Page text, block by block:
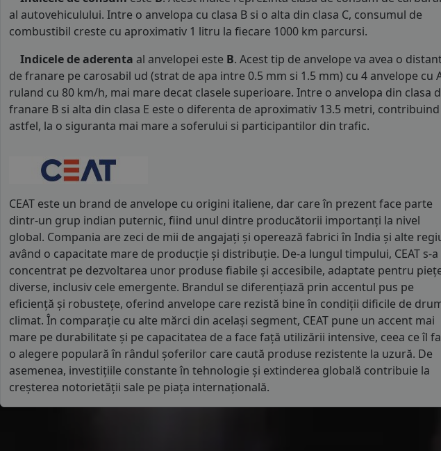
al autovehiculului. Intre o anvelopa cu clasa B si o alta din clasa C, consumul de
combustibil creste cu aproximativ 1 litru la fiecare 1000 km parcursi.
Indicele de aderenta al anvelopei este B. Acest tip de anvelope va avea o
de franare pe carosabil ud (strat de apa intre 0.5 mm si 1.5 mm) cu 4 anvelope cu
ruland cu 80 km/h, mai mare decat clasele superioare. Intre o anvelopa din clasa
franare B si alta din clasa E este o diferenta de aproximativ 13.5 metri, contribuind
astfel, la o siguranta mai mare a soferului si participantilor din trafic.
CEAT este un brand de anvelope cu origini italiene, dar care în prezent face parte
dintr-un grup indian puternic, fiind unul dintre producătorii importanți la nivel
global. Compania are zeci de mii de angajați și operează fabrici în India și alte
având o capacitate mare de producție și distribuție. De-a lungul timpului, CEAT s-a
concentrat pe dezvoltarea unor produse fiabile și accesibile, adaptate pentru
diverse, inclusiv cele emergente. Brandul se diferențiază prin accentul pus pe
eficiență și robustețe, oferind anvelope care rezistă bine în condiții dificile de
climat. În comparație cu alte mărci din același segment, CEAT pune un accent mai
mare pe durabilitate și pe capacitatea de a face față utilizării intensive, ceea ce îl
o alegere populară în rândul șoferilor care caută produse rezistente la uzură. De
asemenea, investițiile constante în tehnologie și extinderea globală contribuie la
creșterea notorietății sale pe piața internațională.